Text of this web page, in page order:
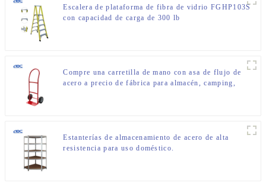
Escalera de plataforma de fibra de vidrio FGHP103S
con capacidad de carga de 300 lb
Compre una carretilla de mano con asa de flujo de
acero a precio de fábrica para almacén, camping,
Estanterías de almacenamiento de acero de alta
resistencia para uso doméstico.